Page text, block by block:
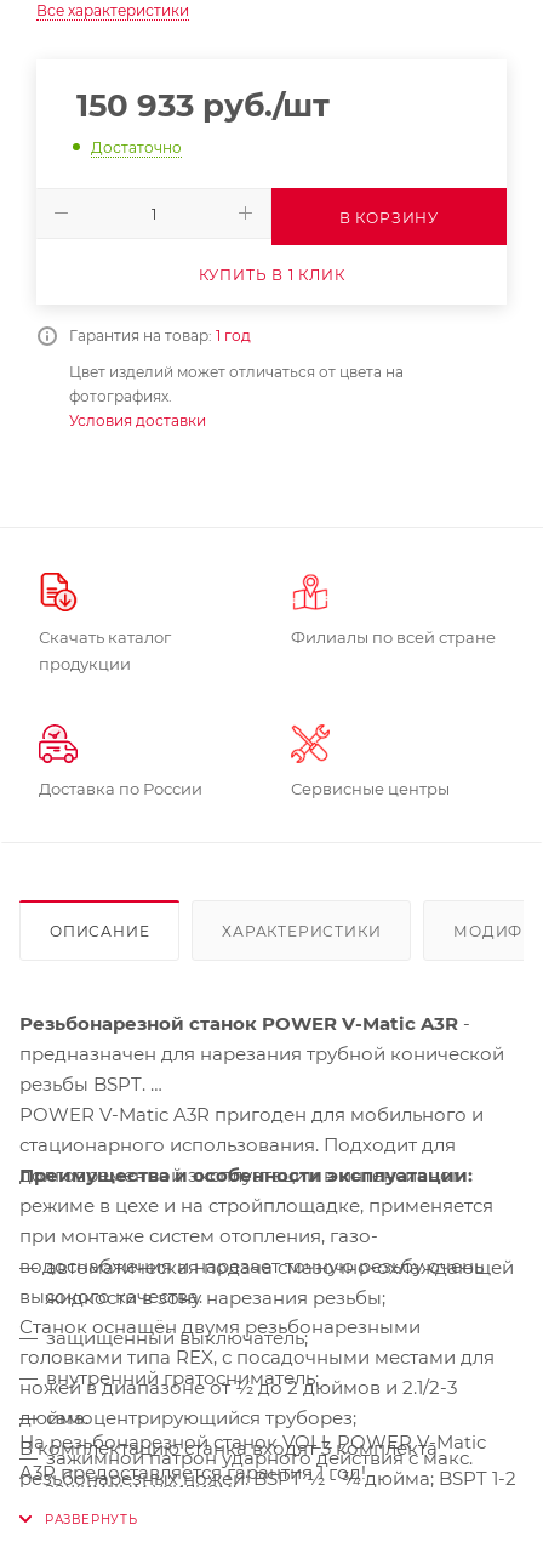
Все характеристики
150 933 руб./шт
Достаточно
В КОРЗИНУ
КУПИТЬ В 1 КЛИК
Гарантия на товар: 1 год
Цвет изделий может отличаться от цвета на
фотографиях.
Условия доставки
Скачать каталог
продукции
Филиалы по всей стране
Доставка по России Сервисные центры
ОПИСАНИЕ ХАРАКТЕРИСТИКИ
Резьбонарезной станок POWER V-Matic A3R -
предназначен для нарезания трубной конической
резьбы BSPT.
POWER V-Matic A3R пригоден для мобильного и
стационарного использования. Подходит для
долговременной эксплуатации в интенсивном
режиме в цехе и на стройплощадке, применяется
при монтаже систем отопления, газо-
водоснабжения и нарезает точную резьбу очень
высокого качества.
Станок оснащён двумя резьбонарезными
головками типа REX, с посадочными местами для
ножей в диапазоне от ½ до 2 дюймов и 2.1/2-3
дюйма.
В комплектацию станка входят 3 комплекта
резьбонарезных ножей: BSPT ½ - ¾ дюйма; BSPT 1-2
Преимущества и особенности эксплуатации:
автоматическая подача смазочно-охлаждающей
жидкости в зону нарезания резьбы;
защищенный выключатель;
внутренний гратосниматель;
самоцентрирующийся труборез;
зажимной патрон ударного действия с макс.
зажимным усилием;
центрирующий зажимной патрон (осевое
На резьбонарезной станок VOLL POWER V-Matic
A3R предоставляется гарантия 1 год!